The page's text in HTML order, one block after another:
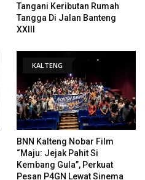
Tangani Keributan Rumah
Tangga Di Jalan Banteng
XXIII
KALTENG
BNN Kalteng Nobar Film
“Maju: Jejak Pahit Si
Kembang Gula”, Perkuat
Pesan P4GN Lewat Sinema